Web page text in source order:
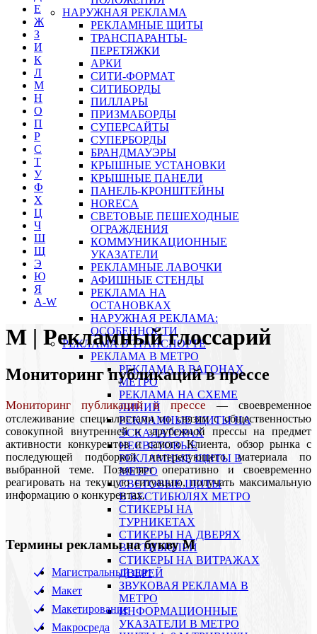
НАРУЖНАЯ РЕКЛАМА
РЕКЛАМНЫЕ ЩИТЫ
ТРАНСПАРАНТЫ-
ПЕРЕТЯЖКИ
АРКИ
СИТИ-ФОРМАТ
СИТИБОРДЫ
ПИЛЛАРЫ
ПРИЗМАБОРДЫ
СУПЕРСАЙТЫ
СУПЕРБОРДЫ
БРАНДМАУЭРЫ
КРЫШНЫЕ УСТАНОВКИ
КРЫШНЫЕ ПАНЕЛИ
ПАНЕЛЬ-КРОНШТЕЙНЫ
HORECA
СВЕТОВЫЕ ПЕШЕХОДНЫЕ
ОГРАЖДЕНИЯ
КОММУНИКАЦИОННЫЕ
УКАЗАТЕЛИ
РЕКЛАМНЫЕ ЛАВОЧКИ
АФИШНЫЕ СТЕНДЫ
РЕКЛАМА НА
ОСТАНОВКАХ
НАРУЖНАЯ РЕКЛАМА:
ОСОБЕННОСТИ
РЕКЛАМА В ТРАНСПОРТЕ
РЕКЛАМА В МЕТРО
РЕКЛАМА В ВАГОНАХ
МЕТРО
РЕКЛАМА НА СХЕМЕ
ЛИНИЙ
РЕКЛАМНЫЕ ЩИТЫ НА
ЭСКАЛАТОРАХ
НЕСВЕТОВЫЕ
РЕКЛАМНЫЕ ЩИТЫ В
МЕТРО
СВЕТОВЫЕ ЩИТЫ
В ВЕСТИБЮЛЯХ МЕТРО
СТИКЕРЫ НА
ТУРНИКЕТАХ
CТИКЕРЫ НА ДВЕРЯХ
ВЕСТИБЮЛЕЙ
CТИКЕРЫ НА ВИТРАЖАХ
ДВЕРЕЙ
ЗВУКОВАЯ РЕКЛАМА В
МЕТРО
ИНФОРМАЦИОННЫЕ
УКАЗАТЕЛИ В МЕТРО
Е
Ж
З
И
К
Л
М
Н
О
П
Р
С
Т
У
Ф
Х
Ц
Ч
Ш
Щ
Э
Ю
Я
A-W
М | Рекламный глоссарий
Мониторинг публикаций в прессе
Мониторинг публикаций в прессе — своевременное
отслеживание специалистами по связям с общественностью
совокупной внутренней и зарубежной прессы на предмет
активности конкурентов и самого Клиента, обзор рынка с
последующей подборкой интересующего материала по
выбранной теме. Позволяет оперативно и своевременно
реагировать на текущую ситуацию, получать максимальную
информацию о конкурентах.
Термины рекламы на букву M
Магистральный щит
Макет
Макетирование
Макросреда